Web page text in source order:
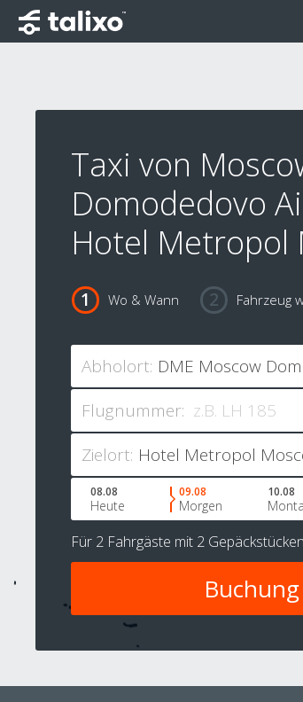
Taxi von
Domodedovo
Hotel Metropol
Wo & Wann Fahrzeug
Abholort:
Flugnummer:
Zielort:
08.08
Heute
09.08
Morgen
10.08
Für 2 Fahrgäste mit 2 Gepäckstücken